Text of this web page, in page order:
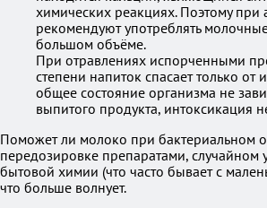
химических реакциях. Поэтому при
рекомендуют употреблять
большом объёме.
При отравлениях испорченными
степени напиток спасает только от
общее состояние организма не
выпитого продукта, интоксикация
Поможет ли молоко при бактериальном
передозировке препаратами, случайном
бытовой химии (что часто бывает с
что больше волнует.